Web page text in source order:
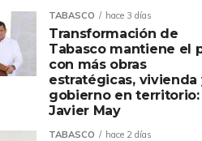
TABASCO hace 3 días
Transformación de
Tabasco mantiene el
con más obras
estratégicas, vivienda
gobierno en territorio:
Javier May
TABASCO hace 2 días